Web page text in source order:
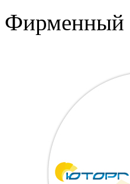
Фирменный